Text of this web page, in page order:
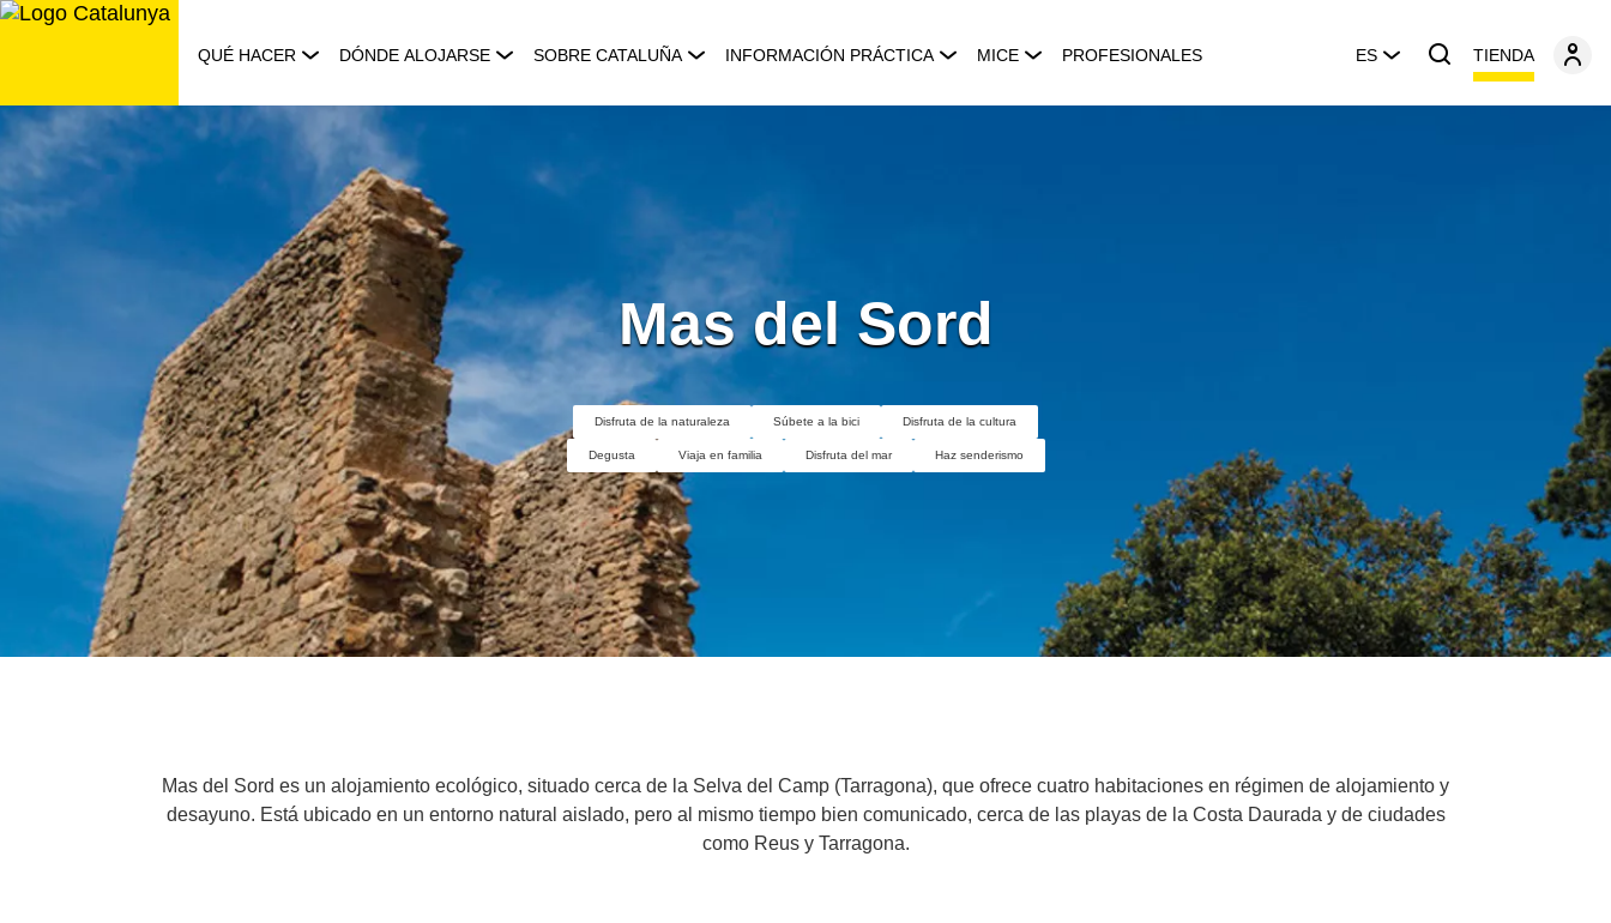
Saltar
QUÉ HACER DÓNDE ALOJARSE SOBRE CATALUÑA INFORMACIÓN PRÁCTICA MICE PROFESIONALES ES TIENDA
Mas del Sord
Disfruta de la naturaleza Súbete a la bici Disfruta de la cultura
Degusta Viaja en familia Disfruta del mar Haz senderismo
Mas del Sord es un alojamiento ecológico, situado cerca de la Selva del Camp (Tarragona), que ofrece cuatro habitaciones en régimen de alojamiento y
desayuno. Está ubicado en un entorno natural aislado, pero al mismo tiempo bien comunicado, cerca de las playas de la Costa Daurada y de ciudades
como Reus y Tarragona.